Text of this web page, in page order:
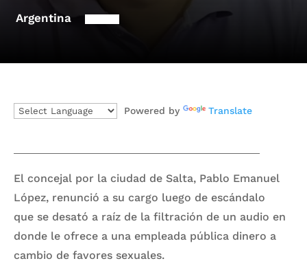
Argentina
Powered by Translate
El concejal por la ciudad de Salta, Pablo Emanuel
López, renunció a su cargo luego de escándalo
que se desató a raíz de la filtración de un audio en
donde le ofrece a una empleada pública dinero a
cambio de favores sexuales.